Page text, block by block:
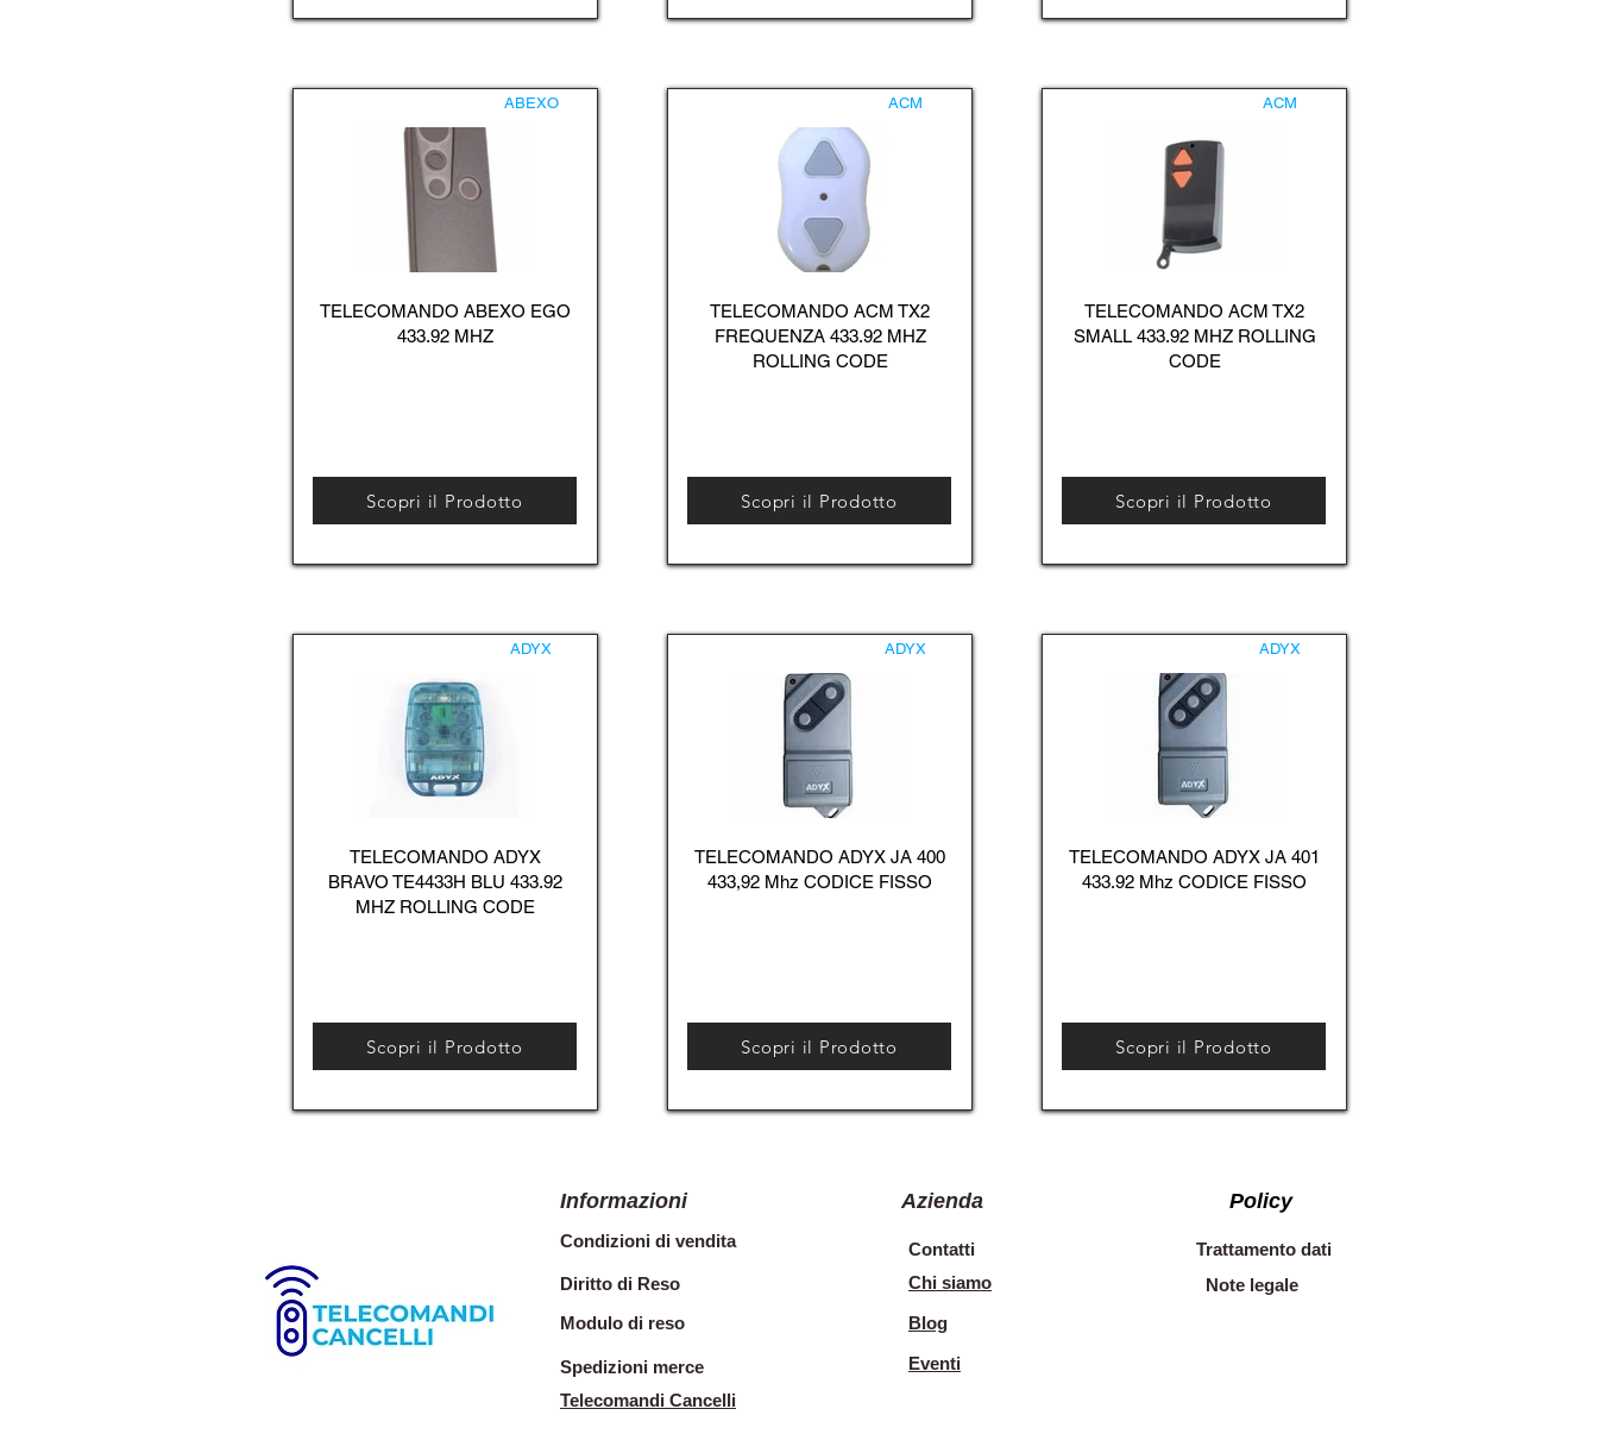
ABEXO
TELECOMANDO ABEXO EGO
433.92 MHZ
Scopri il Prodotto
ADYX
TELECOMANDO ADYX
BRAVO TE4433H BLU 433.92
MHZ ROLLING CODE
Scopri il Prodotto
ACM
TELECOMANDO ACM TX2
FREQUENZA 433.92 MHZ
ROLLING CODE
Scopri il Prodotto
ADYX
TELECOMANDO ADYX JA 400
433,92 Mhz CODICE FISSO
Scopri il Prodotto
ACM
TELECOMANDO ACM TX2
SMALL 433.92 MHZ ROLLING
CODE
Scopri il Prodotto
ADYX
TELECOMANDO ADYX JA 401
433.92 Mhz CODICE FISSO
Scopri il Prodotto
Informazioni
Condizioni di vendita
Diritto di Reso
Modulo di reso
Spedizioni merce
Telecomandi Cancelli
Azienda
Contatti
Chi siamo
Blog
Eventi
Policy
Trattamento dati
Note legale